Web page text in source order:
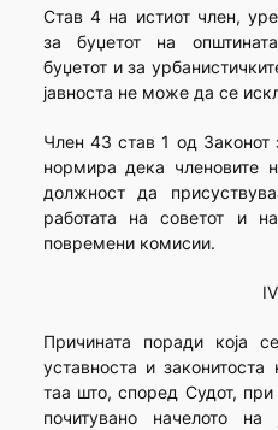
Став 4 на истиот член,
за буџетот на
буџетот и за
јавноста не може да се
Член 43 став 1 од Законот
нормира дека членовите
должност да
работата на советот и
повремени комисии.
IV
Причината поради која
уставноста и
таа што, според Судот,
почитувано начелото